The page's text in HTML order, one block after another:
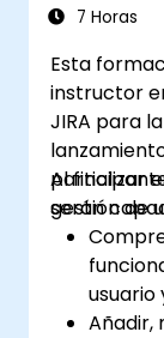
análisis.
7 Horas
Esta
instructor
JIRA para
gestión de
Al finalizar
serán
usuario
Añadir,